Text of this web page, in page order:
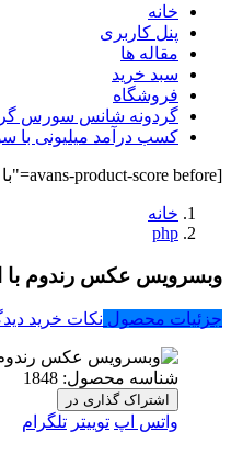
خانه
پنل کاربری
مقاله ها
سبد خرید
فروشگاه
گردونه شانس سورس
کسب درآمد میلیونی با
[avans-product-score before="با خرید این محصول" after="امتیاز بگیرید"]
خانه
php
وبسرویس عکس رندوم با
جزئیات محصول نکات خرید
شناسه محصول: 1848
اشتراک گذاری در
واتس اپ توییتر تلگرام